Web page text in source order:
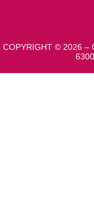
COPYRIGHT © 2026 –